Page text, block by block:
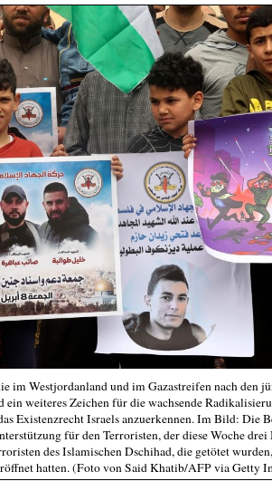
im Westjordanland und im Gazastreifen nach den
ein weiteres Zeichen für die wachsende
Existenzrecht Israels anzuerkennen. Im Bild: Die
für den Terroristen, der diese Woche
des Islamischen Dschihad, die getötet
hatten. (Foto von Said Khatib/AFP via Getty